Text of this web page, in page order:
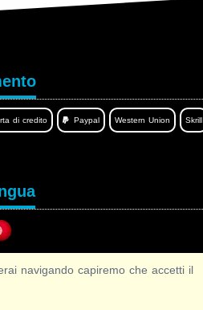
navigando capiremo che accetti il
di credito Paypal Western Union Skrill